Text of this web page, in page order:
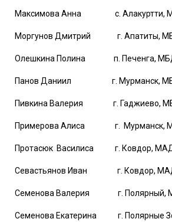
Максимова Анна с. Алакуртти,
Моргунов Дмитрий г. Апатиты,
Олешкина Полина п. Печенга,
Панов Даниил г. Мурманск,
Пивкина Валерия г. Гаджиево,
Примерова Алиса г. Мурманск,
Протасюк Василиса г. Ковдор,
Севастьянов Иван г. Ковдор,
Семенова Валерия г. Полярный,
Семенова Екатерина г. Полярные